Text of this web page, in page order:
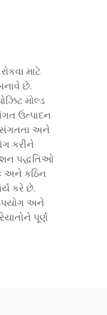
માટે
છે.
મોલ્ડ
ઉત્પાદન
અને
કરીને
પદ્ધતિઓ
અને કઠિન
કરે છે.
અને
પૂર્ણ